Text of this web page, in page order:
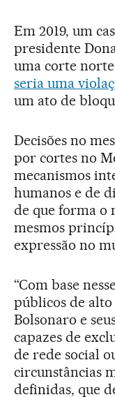
Em 2019, um
presidente
uma corte
seria uma
um ato de
Decisões no
por cortes no
mecanismos
humanos e de
de que forma o
mesmos
expressão no
“Com base
públicos de alto
Bolsonaro e
capazes de
de rede social
circunstâncias
definidas, que